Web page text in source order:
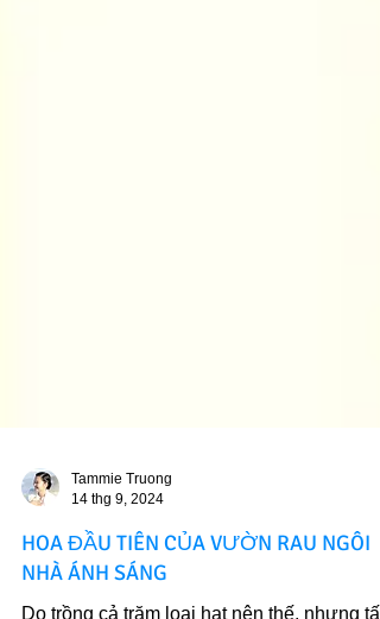
Tammie Truong
14 thg 9, 2024
HOA ĐẦU TIÊN CỦA VƯỜN RAU NGÔI
NHÀ ÁNH SÁNG